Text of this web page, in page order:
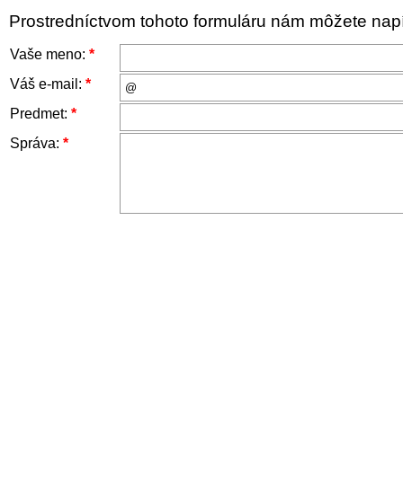
Prostredníctvom tohoto formuláru nám môžete
Vaše meno: *
Váš e-mail: *
Predmet: *
Správa: *